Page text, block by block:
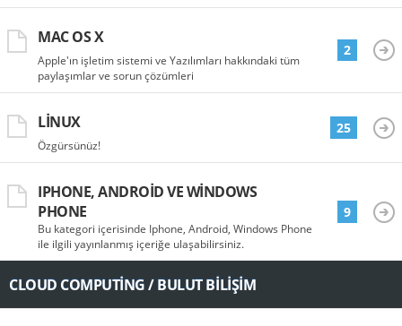
MAC OS X
Apple'ın işletim sistemi ve Yazılımları hakkındaki tüm
paylaşımlar ve sorun çözümleri
2
LINUX
Özgürsünüz!
25
IPHONE, ANDROID VE WINDOWS
PHONE
Bu kategori içerisinde Iphone, Android, Windows Phone
ile ilgili yayınlanmış içeriğe ulaşabilirsiniz.
9
CLOUD COMPUTING / BULUT BILIŞIM